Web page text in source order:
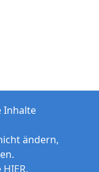
Inhalte
ändern,
HIER.